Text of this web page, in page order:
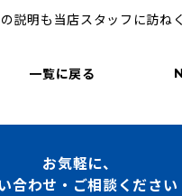
説明も当店スタッフに訪ね
一覧に戻る
お気軽に、
合わせ・ご相談ください